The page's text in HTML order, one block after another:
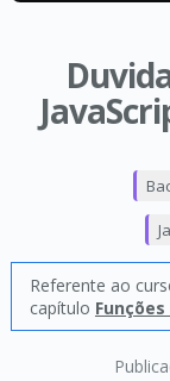
Referente ao
capítulo